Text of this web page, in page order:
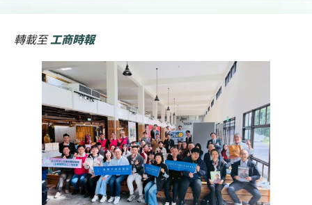
轉載至工商時報